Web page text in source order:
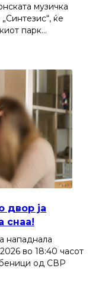
музичка
ќе
парк…
двор ја
снаа!
нападнала
во 18:40 часот
од СВР